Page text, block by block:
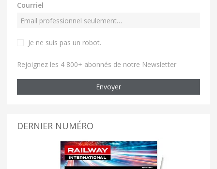
Courriel
Je ne suis pas un robot.
Rejoignez les 4 800+ abonnés de notre Newsletter
Envoyer
DERNIER NUMÉRO